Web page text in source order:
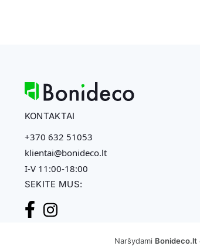
KONTAKTAI
+370 632 51053
klientai@bonideco.lt
I-V 11:00-18:00
SEKITE MUS:
Naršydami Bonideco.lt